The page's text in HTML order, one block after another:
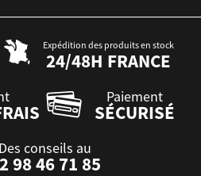
Expédition des produits en stock
24/48H FRANCE
Paiement
SÉCURISÉ
Des conseils au
98 46 71 85